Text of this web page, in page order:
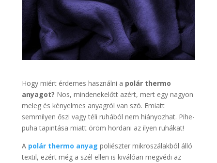
Hogy miért érdemes használni a polár thermo
anyagot? Nos, mindenekelőtt azért, mert egy nagyon
meleg és kényelmes anyagról van szó. Emiatt
semmilyen őszi vagy téli ruhából nem hiányozhat. Pihe-
puha tapintása miatt öröm hordani az ilyen ruhákat!
A polár thermo anyag poliészter mikroszálakból álló
textil, ezért még a szél ellen is kiválóan megvédi az